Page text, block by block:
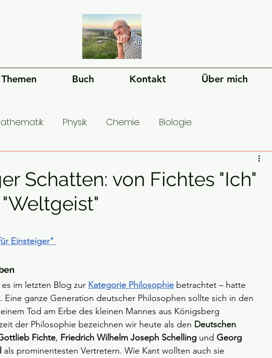
Themen Buch Kontakt Über mich
Physik Chemie Biologie
Gesellschaft
Menschheit
Schatten: von Fichtes "Ich"
Einsteiger"
im letzten Blog zur Kategorie Philosophie betrachtet – hatte
Eine ganze Generation deutscher Philosophen sollte sich in den
Tod am Erbe des kleinen Mannes aus Königsberg
der Philosophie bezeichnen wir heute als den Deutschen
Fichte, Friedrich Wilhelm Joseph Schelling und Georg
als prominentesten Vertretern. Wie Kant wollten auch sie